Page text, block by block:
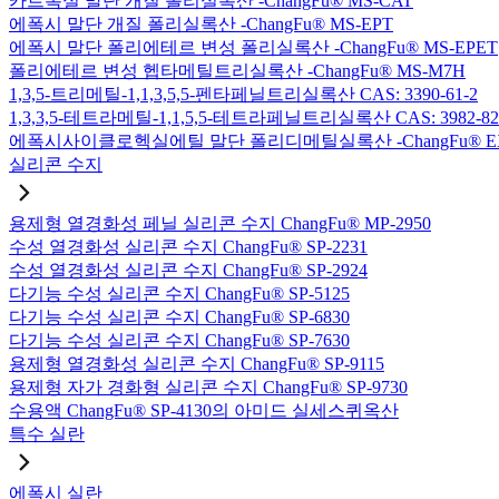
에폭시 말단 개질 폴리실록산 -ChangFu® MS-EPT
에폭시 말단 폴리에테르 변성 폴리실록산 -ChangFu® MS-EPET
폴리에테르 변성 헵타메틸트리실록산 -ChangFu® MS-M7H
1,3,5-트리메틸-1,1,3,5,5-펜타페닐트리실록산 CAS: 3390-61-2
1,3,3,5-테트라메틸-1,1,5,5-테트라페닐트리실록산 CAS: 3982-
에폭시사이클로헥실에틸 말단 폴리디메틸실록산 -ChangFu®
실리콘 수지
용제형 열경화성 페닐 실리콘 수지 ChangFu® MP-2950
수성 열경화성 실리콘 수지 ChangFu® SP-2231
수성 열경화성 실리콘 수지 ChangFu® SP-2924
다기능 수성 실리콘 수지 ChangFu® SP-5125
다기능 수성 실리콘 수지 ChangFu® SP-6830
다기능 수성 실리콘 수지 ChangFu® SP-7630
용제형 열경화성 실리콘 수지 ChangFu® SP-9115
용제형 자가 경화형 실리콘 수지 ChangFu® SP-9730
수용액 ChangFu® SP-4130의 아미드 실세스퀴옥산
특수 실란
에폭시 실란